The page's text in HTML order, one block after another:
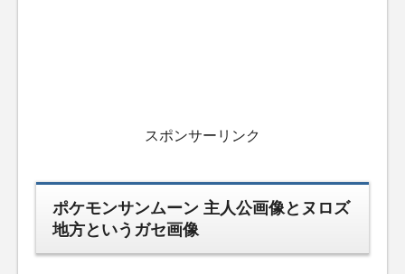
スポンサーリンク
ポケモンサンムーン 主人公画像とヌロズ
地方というガセ画像